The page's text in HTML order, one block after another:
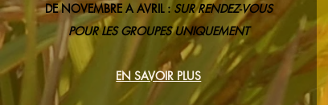
DE NOVEMBRE A AVRIL :SUR RENDEZ-VOUS
POUR LES GROUPES UNIQUEMENT
EN SAVOIR PLUS